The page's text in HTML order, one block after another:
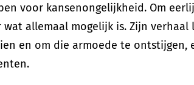
voor kansenongelijkheid. Om
wat allemaal mogelijk is. Zijn
en om die armoede te